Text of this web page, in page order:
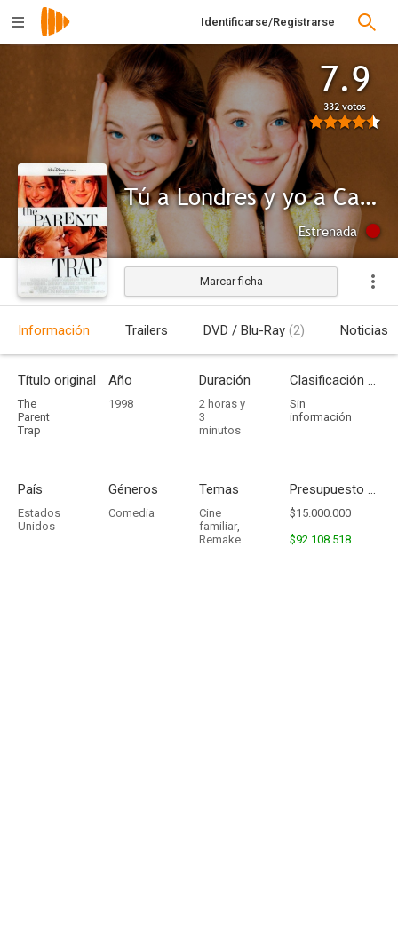
Identificarse/Registrarse
7.9
332 votos
Tú a Londres y yo a California
Estrenada
Marcar ficha
Información Trailers DVD / Blu-Ray (2) Noticias
Título original
The
Parent
Trap
Año
1998
Duración
2 horas y
3
minutos
Clasificación por edades
Sin
información
País
Estados
Unidos
Géneros
Comedia
Temas
Cine
familiar,
Remake
Presupuesto - Ingresos
$15.000.000
-
$92.108.518